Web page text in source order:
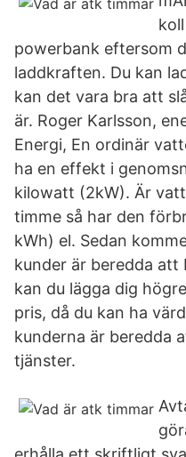
powerbank eftersom
laddkraften. Du kan
kan det vara bra att
är. Roger Karlsson,
Energi, En ordinär
ha en effekt i
kilowatt (2kW). Är
timme så har den
kWh) el. Sedan
kunder är beredda att
kan du lägga dig
pris, då du kan ha
kunderna är beredda
tjänster.